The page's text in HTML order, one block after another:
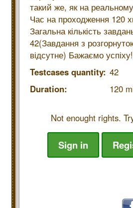
такий же, як на
Час на проходження 120
Загальна кількість
42(Завдання з
відсутне) Бажаємо успіху!
Testcases quantity: 42
Duration:
120
Not enought rights.
Sign in